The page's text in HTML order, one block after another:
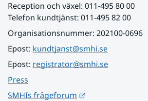
Reception och växel: 011-495 80 00
Telefon kundtjänst: 011-495 82 00
Organisationsnummer: 202100-0696
Epost: kundtjanst@smhi.se
Epost: registrator@smhi.se
Press
SMHIs frågeforum